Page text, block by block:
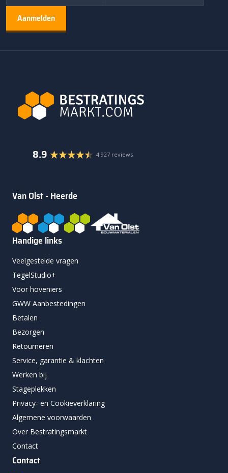
8.9 4.927 reviews
Van Olst - Heerde
Handige links
Veelgestelde vragen
TegelStudio+
Voor hoveniers
GWW Aanbestedingen
Betalen
Bezorgen
Retourneren
Service, garantie & klachten
Werken bij
Stageplekken
Privacy- en Cookieverklaring
Algemene voorwaarden
Over Bestratingsmarkt
Contact
Contact